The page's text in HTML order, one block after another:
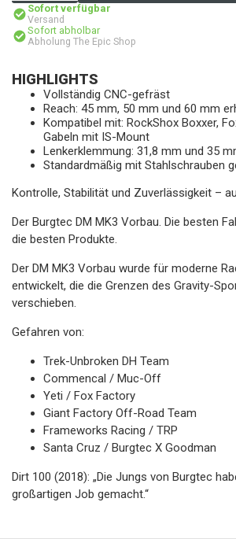
Sofort verfügbar
Versand
Sofort abholbar
Abholung The Epic Shop
HIGHLIGHTS
Vollständig CNC-gefräst
Reach: 45 mm, 50 mm und 60 mm
Kompatibel mit: RockShox Boxxer,
Gabeln mit IS-Mount
Lenkerklemmung: 31,8 mm und 35
Standardmäßig mit Stahlschrauben
Kontrolle, Stabilität und Zuverlässigkeit –
Der Burgtec DM MK3 Vorbau. Die besten
die besten Produkte.
Der DM MK3 Vorbau wurde für moderne
entwickelt, die die Grenzen des Gravity-
verschieben.
Gefahren von:
Trek-Unbroken DH Team
Commencal / Muc-Off
Yeti / Fox Factory
Giant Factory Off-Road Team
Frameworks Racing / TRP
Santa Cruz / Burgtec X Goodman
Dirt 100 (2018): „Die Jungs von Burgtec
großartigen Job gemacht.“